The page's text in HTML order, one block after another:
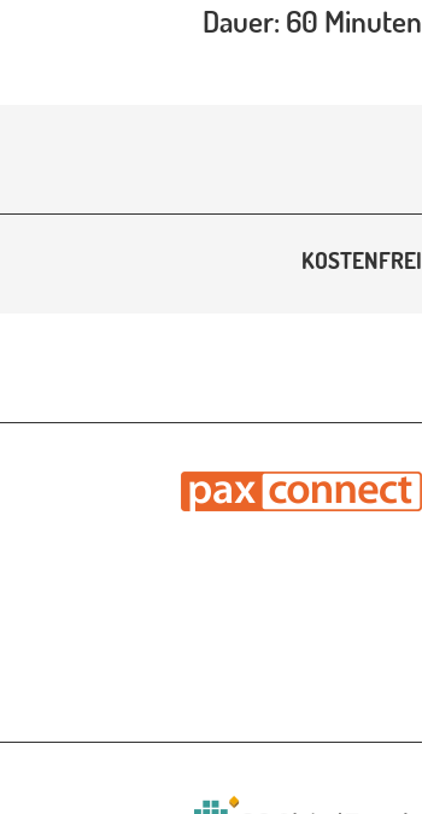
Dauer: 60 Minuten
KOSTENFREI